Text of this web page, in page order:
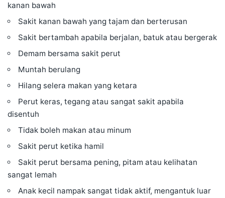
kanan bawah
Sakit kanan bawah yang tajam dan berterusan
Sakit bertambah apabila berjalan, batuk atau bergerak
Demam bersama sakit perut
Muntah berulang
Hilang selera makan yang ketara
Perut keras, tegang atau sangat sakit apabila
disentuh
Tidak boleh makan atau minum
Sakit perut ketika hamil
Sakit perut bersama pening, pitam atau kelihatan
sangat lemah
Anak kecil nampak sangat tidak aktif, mengantuk luar